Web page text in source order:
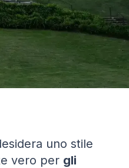
uno stile
vero per gli